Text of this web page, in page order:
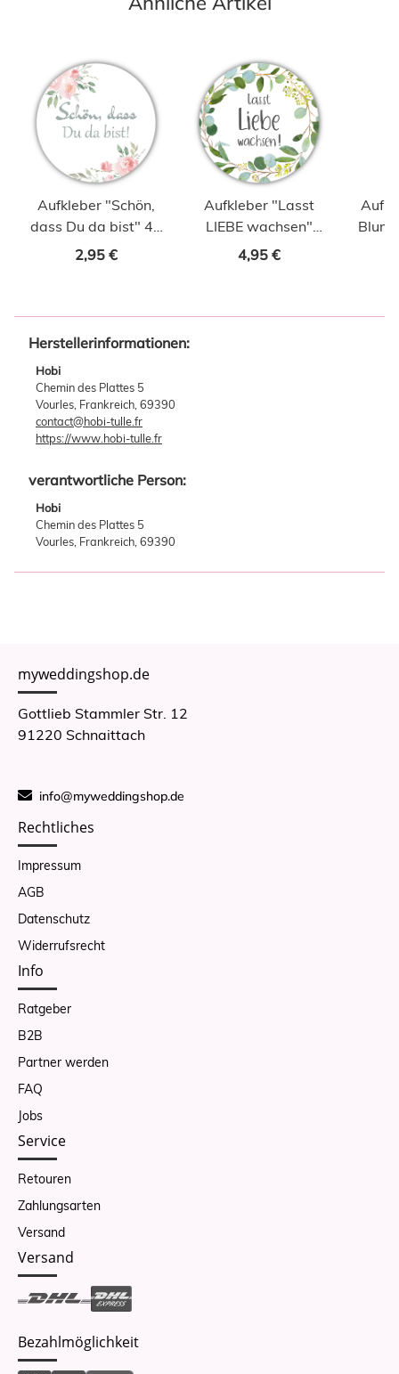
Aufkleber "Schön,
dass Du da bist" 40
Stk., Vintage weiss
2,95 €
Aufkleber "Lasst
LIEBE wachsen"
Botanical 40 Stk. Ø
4,95 €
Herstellerinformationen:
Hobi
Chemin des Plattes 5
Vourles, Frankreich, 69390
contact@hobi-tulle.fr
https://www.hobi-tulle.fr
verantwortliche Person:
Hobi
Chemin des Plattes 5
Vourles, Frankreich, 69390
myweddingshop.de
Gottlieb Stammler Str. 12
91220 Schnaittach
info@myweddingshop.de
Rechtliches
Impressum
AGB
Datenschutz
Widerrufsrecht
Info
Ratgeber
B2B
Partner werden
FAQ
Jobs
Service
Retouren
Zahlungsarten
Versand
Versand
Bezahlmöglichkeit